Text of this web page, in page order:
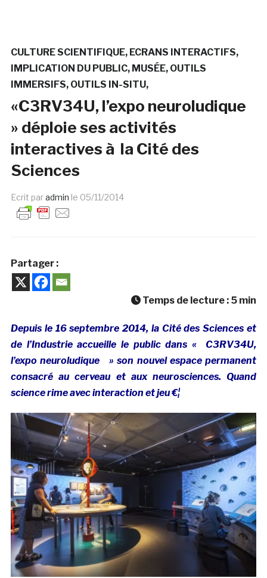
CULTURE SCIENTIFIQUE ECRANS INTERACTIFS
IMPLICATION DU PUBLIC MUSÉE OUTILS
IMMERSIFS OUTILS IN-SITU
«C3RV34U, l’expo neuroludique
» déploie ses activités
interactives à la Cité des
Sciences
Ecrit paradmin le 05/11/2014
Partager :
Temps de lecture : 5 min
Depuis le 16 septembre 2014, la Cité des Sciences et
de l’Industrie accueille le public dans « C3RV34U,
l’expo neuroludique » son nouvel espace permanent
consacré au cerveau et aux neurosciences. Quand
science rime avec interaction et jeu €¦